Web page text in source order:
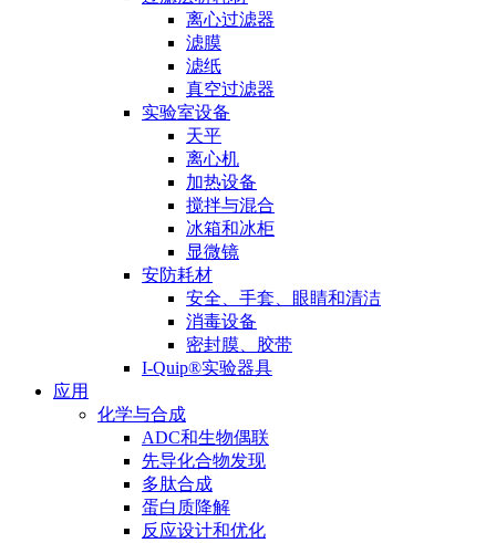
离心过滤器
滤膜
滤纸
真空过滤器
实验室设备
天平
离心机
加热设备
搅拌与混合
冰箱和冰柜
显微镜
安防耗材
安全、手套、眼睛和清洁
消毒设备
密封膜、胶带
I-Quip®️实验器具
应用
化学与合成
ADC和生物偶联
先导化合物发现
多肽合成
蛋白质降解
反应设计和优化